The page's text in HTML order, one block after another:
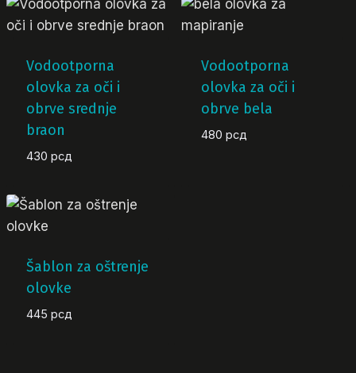
Vodootporna
olovka za oči i
obrve srednje
braon
430 рсд
Vodootporna
olovka za oči i
obrve bela
480 рсд
Šablon za oštrenje
olovke
445 рсд